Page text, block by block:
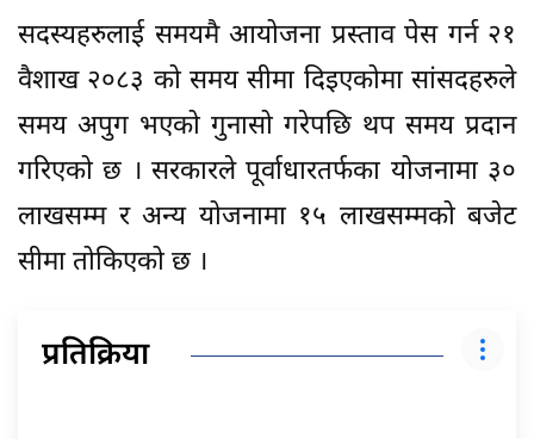
सदस्यहरुलाई समयमै आयोजना प्रस्ताव पेस गर्न २१
वैशाख २०८३ को समय सीमा दिइएकोमा सांसदहरुले
समय अपुग भएको गुनासो गरेपछि थप समय प्रदान
गरिएको छ । सरकारले पूर्वाधारतर्फका योजनामा ३०
लाखसम्म र अन्य योजनामा १५ लाखसम्मको बजेट
सीमा तोकिएको छ ।
प्रतिक्रिया